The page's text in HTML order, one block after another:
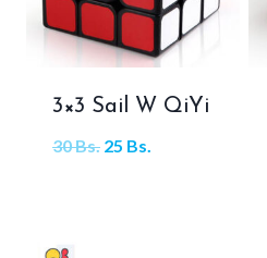
3×3 Sail W QiYi
30Bs. El
25 Bs.